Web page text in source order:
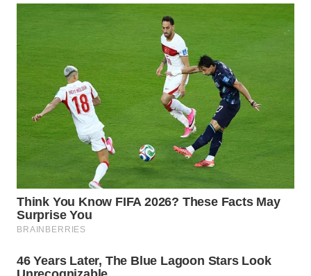
TENGAH
WN DELI
SERDANG
WN
TEBING
TINGGI
WN
PAKPAK
WN
KARAWANG
WN